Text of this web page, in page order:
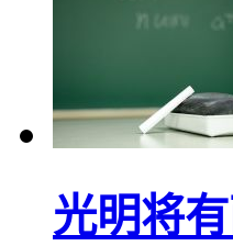
光明将